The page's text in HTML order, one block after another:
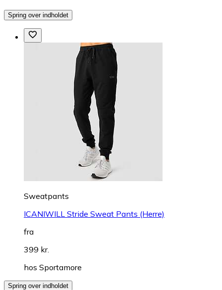
Spring over indholdet
Sweatpants
ICANIWILL Stride Sweat Pants (Herre)
fra
399 kr.
hos Sportamore
Spring over indholdet